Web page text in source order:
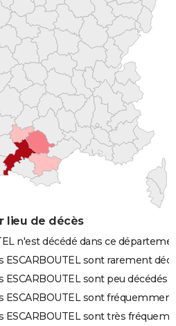
lieu de décès
n'est décédé dans ce
sont rarement
sont peu décédés
ESCARBOUTEL sont
ESCARBOUTEL sont très